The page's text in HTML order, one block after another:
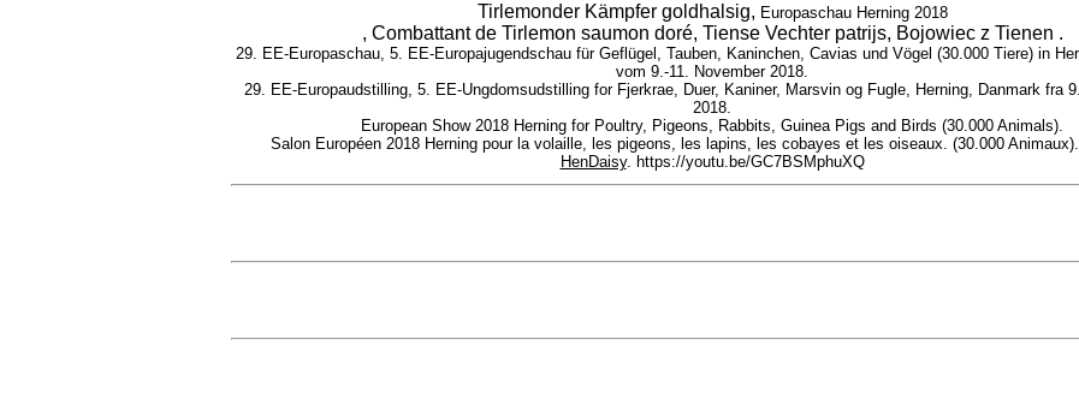
Tirlemonder Kämpfer goldhalsig, Europaschau Herning 2018
, Combattant de Tirlemon saumon doré, Tiense Vechter patrijs, Bojowiec z Tienen .
29. EE-Europaschau, 5. EE-Europajugendschau für Geflügel, Tauben, Kaninchen, Cavias und Vögel (30.000 Tiere) in
vom 9.-11. November 2018.
29. EE-Europaudstilling, 5. EE-Ungdomsudstilling for Fjerkrae, Duer, Kaniner, Marsvin og Fugle, Herning, Danmark fra
2018.
European Show 2018 Herning for Poultry, Pigeons, Rabbits, Guinea Pigs and Birds (30.000 Animals).
Salon Européen 2018 Herning pour la volaille, les pigeons, les lapins, les cobayes et les oiseaux. (30.000
HenDaisy. https://youtu.be/GC7BSMphuXQ